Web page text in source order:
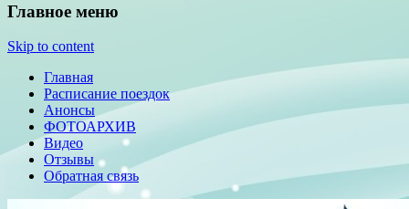
Главное меню
Skip to content
Главная
Расписание поездок
Анонсы
ФОТОАРХИВ
Видео
Отзывы
Обратная связь